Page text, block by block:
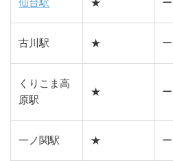
仙台駅 ★ ー
古川駅 ★ ー
くりこま高
原駅
★ ー
一ノ関駅 ★ ー